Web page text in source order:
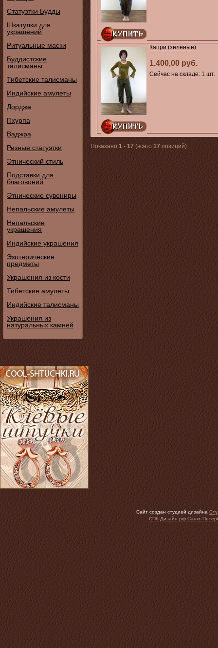
Капри (зелёные)
1.400,00 руб.
Сейчас на складе: 1 шт.
Показано1 -17(всего17 позиций)
Статуэтки Будды
Шкатулки для
украшений
Ритуальные маски
Буддистские
талисманы
Тибетские талисманы
Индийские амулеты
Дордже
Пхурпа
Ваджра
Резные статуэтки
Этнический стиль
Подставки для
благовоний
Этнические сувениры
Непальские амулеты
Непальские
украшения
Индийские украшения
Эзотерические
предметы
Украшения из кости
Тибетские амулеты
Индийские талисманы
Украшения из
натуральных камней
Сайт создан студией дизайна
СПб-Дизайн.рф Санкт-